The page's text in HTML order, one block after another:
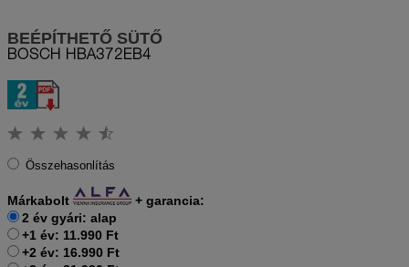
BEÉPÍTHETŐ SÜTŐ
BOSCH HBA372EB4
Összehasonlítás
Márkabolt + garancia:
2 év gyári: alap
+1 év: 11.990 Ft
+2 év: 16.990 Ft